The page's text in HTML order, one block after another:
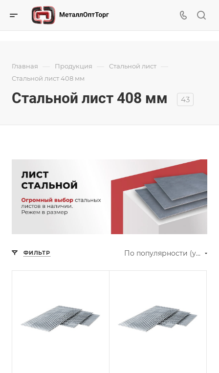
Главная — Продукция — Стальной лист —
Стальной лист 408 мм
Стальной лист 408 мм 43
ФИЛЬТР По популярности (убывание)